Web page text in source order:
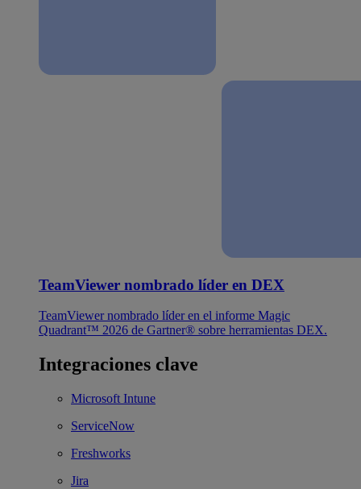
TeamViewer nombrado líder en DEX
TeamViewer nombrado líder en el informe Magic
Quadrant™ 2026 de Gartner® sobre herramientas DEX.
Integraciones clave
Microsoft Intune
ServiceNow
Freshworks
Jira